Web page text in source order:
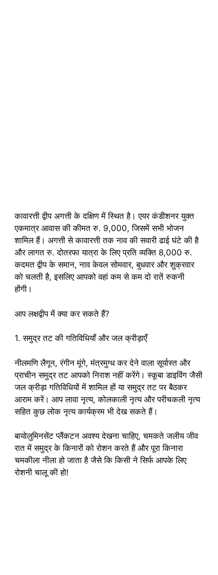
कावारत्ती द्वीप अगत्ती के दक्षिण में स्थित है। एयर कंडीशनर युक्त
एकमात्र आवास की कीमत रु. 9,000, जिसमें सभी भोजन
शामिल हैं। अगत्ती से कावारत्ती तक नाव की सवारी ढाई घंटे की है
और लागत रु. दोतरफा यात्रा के लिए प्रति व्यक्ति 8,000 रु.
कदमत द्वीप के समान, नाव केवल सोमवार, बुधवार और शुक्रवार
को चलती है, इसलिए आपको वहां कम से कम दो रातें रुकनी
होंगी।
आप लक्षद्वीप में क्या कर सकते हैं?
1. समुद्र तट की गतिविधियाँ और जल क्रीड़ाएँ
नीलमणि लैगून, रंगीन मूंगे, मंत्रमुग्ध कर देने वाला सूर्यास्त और
प्राचीन समुद्र तट आपको निराश नहीं करेंगे। स्कूबा डाइविंग जैसी
जल क्रीड़ा गतिविधियों में शामिल हों या समुद्र तट पर बैठकर
आराम करें। आप लावा नृत्य, कोलकाली नृत्य और परीचकली नृत्य
सहित कुछ लोक नृत्य कार्यक्रम भी देख सकते हैं।
बायोलुमिनसेंट प्लैंकटन अवश्य देखना चाहिए, चमकते जलीय जीव
रात में समुद्र के किनारों को रोशन करते हैं और पूरा किनारा
चमकीला नीला हो जाता है जैसे कि किसी ने सिर्फ आपके लिए
रोशनी चालू की हो!